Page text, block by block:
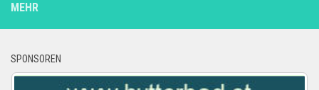
MEHR
SPONSOREN